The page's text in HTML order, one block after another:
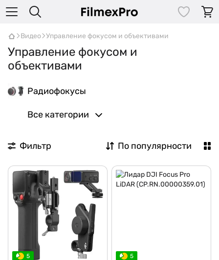
Видео Управление фокусом и объективами
Управление фокусом и
объективами
Радиофокусы
Все категории
Фильтр По популярности
5 5